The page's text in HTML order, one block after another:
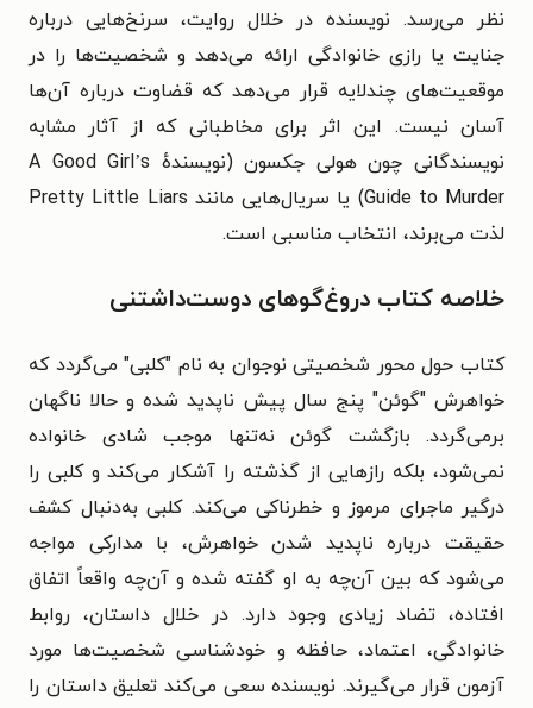
نظر می‌رسد. نویسنده در خلال روایت، سرنخ‌هایی درباره
جنایت یا رازی خانوادگی ارائه می‌دهد و شخصیت‌ها را در
موقعیت‌های چندلایه قرار می‌دهد که قضاوت درباره آن‌ها
آسان نیست. این اثر برای مخاطبانی که از آثار مشابه
نویسندگانی چون هولی جکسون (نویسندهٔ A Good Girl’s
Guide to Murder) یا سریال‌هایی مانند Pretty Little Liars
لذت می‌برند، انتخاب مناسبی است.
خلاصه کتاب دروغ‌گوهای دوست‌داشتنی
کتاب حول محور شخصیتی نوجوان به نام "کلبی" می‌گردد که
خواهرش "گوئن" پنج سال پیش ناپدید شده و حالا ناگهان
برمی‌گردد. بازگشت گوئن نه‌تنها موجب شادی خانواده
نمی‌شود، بلکه رازهایی از گذشته را آشکار می‌کند و کلبی را
درگیر ماجرای مرموز و خطرناکی می‌کند.کلبی به‌دنبال کشف
حقیقت درباره ناپدید شدن خواهرش، با مدارکی مواجه
می‌شود که بین آن‌چه به او گفته شده و آن‌چه واقعاً اتفاق
افتاده، تضاد زیادی وجود دارد. در خلال داستان، روابط
خانوادگی، اعتماد، حافظه و خودشناسی شخصیت‌ها مورد
آزمون قرار می‌گیرند. نویسنده سعی می‌کند تعلیق داستان را